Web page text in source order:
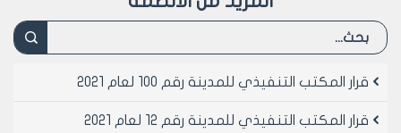
مادة 1- الموافقة على الغاء تخصيص السيد احمد حبش بن
مادة 2- ينشر هذا القرار في لوحه اعلانات مجلس مدينه
حلب ويبلغ من يلزم لتنفيذه اصولا
قرار المكتب التنفيذي للمدينة رقم 100 لعام 2021
قرار المكتب التنفيذي للمدينة رقم 12 لعام 2021